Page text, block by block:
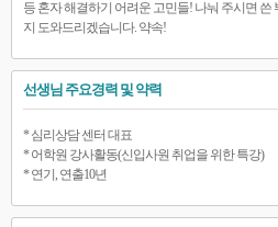
등 혼자 해결하기 어려운 고민들! 나눠 주시면
지 도와드리겠습니다. 약속!
선생님 주요경력 및 약력
* 심리상담 센터 대표
* 어학원 강사활동(신입사원 취업을 위한 특강)
* 연기, 연출10년